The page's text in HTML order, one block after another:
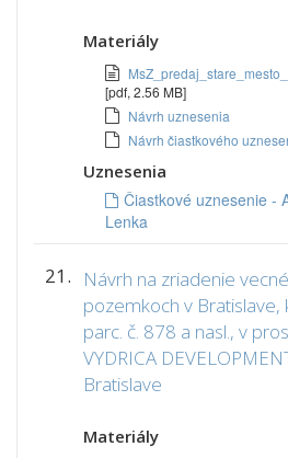
Materiály
[pdf, 2.56 MB]
Návrh uznesenia
Návrh čiastkového
Uznesenia
Čiastkové uznesenie -
Lenka
21.
Návrh na zriadenie
pozemkoch v Bratislave,
parc. č. 878 a nasl., v
VYDRICA
Bratislave
Materiály